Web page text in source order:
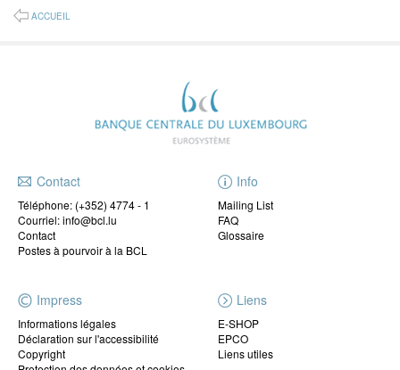
ACCUEIL
Contact
Téléphone: (+352) 4774 - 1
Courriel: info@bcl.lu
Contact
Postes à pourvoir à la BCL
Info
Mailing List
FAQ
Glossaire
Impress
Informations légales
Déclaration sur l'accessibilité
Copyright
Liens
E-SHOP
EPCO
Liens utiles